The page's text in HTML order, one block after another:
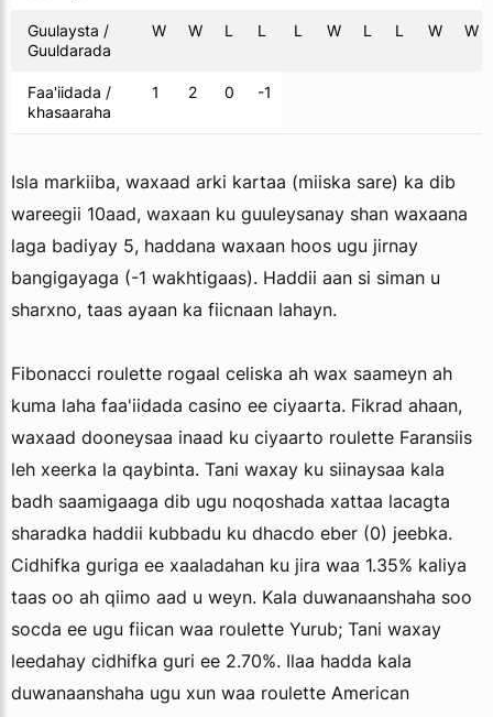
Guulaysta /
Guuldarada
W W L L L W L L W W
Faa'iidada /
khasaaraha
1 2 0 -1
Isla markiiba, waxaad arki kartaa (miiska sare) ka dib
wareegii 10aad, waxaan ku guuleysanay shan waxaana
laga badiyay 5, haddana waxaan hoos ugu jirnay
bangigayaga (-1 wakhtigaas). Haddii aan si siman u
sharxno, taas ayaan ka fiicnaan lahayn.
Fibonacci roulette rogaal celiska ah wax saameyn ah
kuma laha faa'iidada casino ee ciyaarta. Fikrad ahaan,
waxaad dooneysaa inaad ku ciyaarto roulette Faransiis
leh xeerka la qaybinta. Tani waxay ku siinaysaa kala
badh saamigaaga dib ugu noqoshada xattaa lacagta
sharadka haddii kubbadu ku dhacdo eber (0) jeebka.
Cidhifka guriga ee xaaladahan ku jira waa 1.35% kaliya
taas oo ah qiimo aad u weyn. Kala duwanaanshaha soo
socda ee ugu fiican waa roulette Yurub; Tani waxay
leedahay cidhifka guri ee 2.70%. Ilaa hadda kala
duwanaanshaha ugu xun waa roulette American